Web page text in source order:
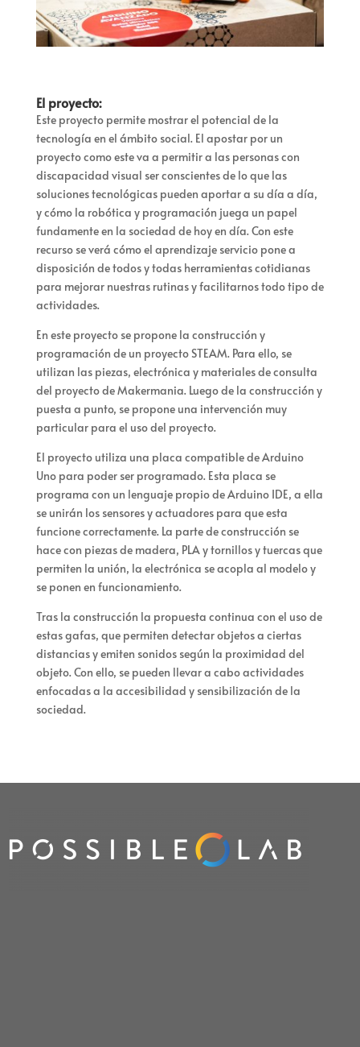
El proyecto:
Este proyecto permite mostrar el potencial de la
tecnología en el ámbito social. El apostar por un
proyecto como este va a permitir a las personas con
discapacidad visual ser conscientes de lo que las
soluciones tecnológicas pueden aportar a su día a día,
y cómo la robótica y programación juega un papel
fundamente en la sociedad de hoy en día. Con este
recurso se verá cómo el aprendizaje servicio pone a
disposición de todos y todas herramientas cotidianas
para mejorar nuestras rutinas y facilitarnos todo tipo de
actividades.
En este proyecto se propone la construcción y
programación de un proyecto STEAM. Para ello, se
utilizan las piezas, electrónica y materiales de consulta
del proyecto de Makermania. Luego de la construcción y
puesta a punto, se propone una intervención muy
particular para el uso del proyecto.
El proyecto utiliza una placa compatible de Arduino
Uno para poder ser programado. Esta placa se
programa con un lenguaje propio de Arduino IDE, a ella
se unirán los sensores y actuadores para que esta
funcione correctamente. La parte de construcción se
hace con piezas de madera, PLA y tornillos y tuercas que
permiten la unión, la electrónica se acopla al modelo y
se ponen en funcionamiento.
Tras la construcción la propuesta continua con el uso de
estas gafas, que permiten detectar objetos a ciertas
distancias y emiten sonidos según la proximidad del
objeto. Con ello, se pueden llevar a cabo actividades
enfocadas a la accesibilidad y sensibilización de la
sociedad.